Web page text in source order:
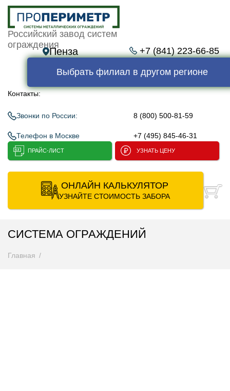
Российский завод систем
ограждения
Пенза +7 (841) 223-66-85
Выбрать филиал в другом регионе
Контакты:
Звонки по России: 8 (800) 500-81-59
Телефон в Москве +7 (495) 845-46-31
ПРАЙС-ЛИСТ УЗНАТЬ ЦЕНУ
ОНЛАЙН КАЛЬКУЛЯТОР
УЗНАЙТЕ СТОИМОСТЬ ЗАБОРА
СИСТЕМА ОГРАЖДЕНИЙ
Главная